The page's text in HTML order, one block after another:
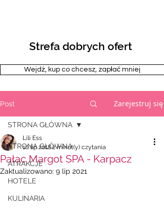
Strefa dobrych ofert
Wejdż, kup co chcesz, zapłać mniej
Post Zarejestruj się
STRONA GŁÓWNA
ATRAKCJE
HOTELE
KULINARIA
STRONA GŁÓWNA
Pałac Margot SPA - Karpacz
Lili Ess
10 lip 20182 minut(y) czytania
Zaktualizowano: 9 lip 2021